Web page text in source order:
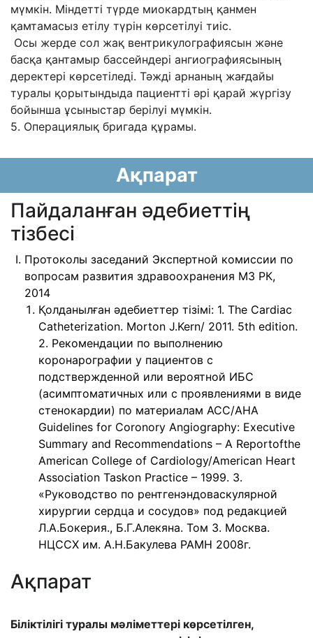
мүмкін. Міндетті түрде миокардтың қанмен
қамтамасыз етілу түрін көрсетілуі тиіс.
Осы жерде сол жақ вентрикулографиясын және
басқа қантамыр бассейндері ангиографиясының
деректері көрсетіледі. Тәжді арнаның жағдайы
туралы қорытындыда пациентті әрі қарай жүргізу
бойынша ұсыныстар берілуі мүмкін.
5. Операциялық бригада құрамы.
Ақпарат
Пайдаланған әдебиеттің
тізбесі
Протоколы заседаний Экспертной комиссии по
вопросам развития здравоохранения МЗ РК,
2014
Қолданылған әдебиеттер тізімі: 1. The Cardiac
Catheterization. Morton J.Kern/ 2011. 5th edition.
2. Рекомендации по выполнению
коронарографии у пациентов с
подствержденной или вероятной ИБС
(асимптоматичных или с проявлениями в виде
стенокардии) по материалам АСС/АНА
Guidelines for Coronory Angiography: Executive
Summary and Recommendations – A Reportofthe
American College of Cardiology/American Heart
Association Taskon Practice – 1999. 3.
«Руководство по рентгенэндоваскулярной
хирургии сердца и сосудов» под редакцией
Л.А.Бокерия., Б.Г.Алекяна. Том 3. Москва.
НЦССХ им. А.Н.Бакулева РАМН 2008г.
Ақпарат
Біліктілігі туралы мәліметтері көрсетілген,